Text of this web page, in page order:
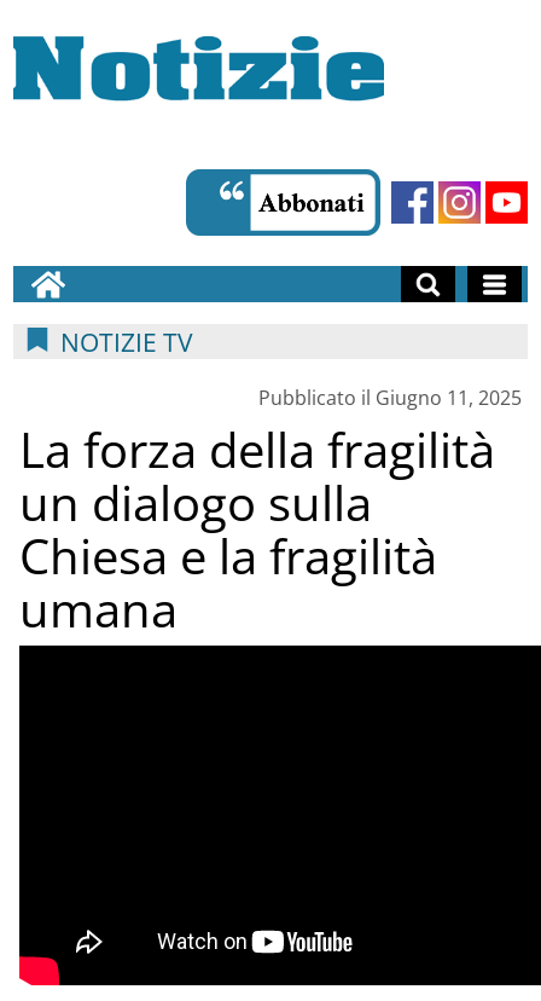
NOTIZIE TV
Pubblicato il Giugno 11, 2025
La forza della fragilità
un dialogo sulla
Chiesa e la fragilità
umana